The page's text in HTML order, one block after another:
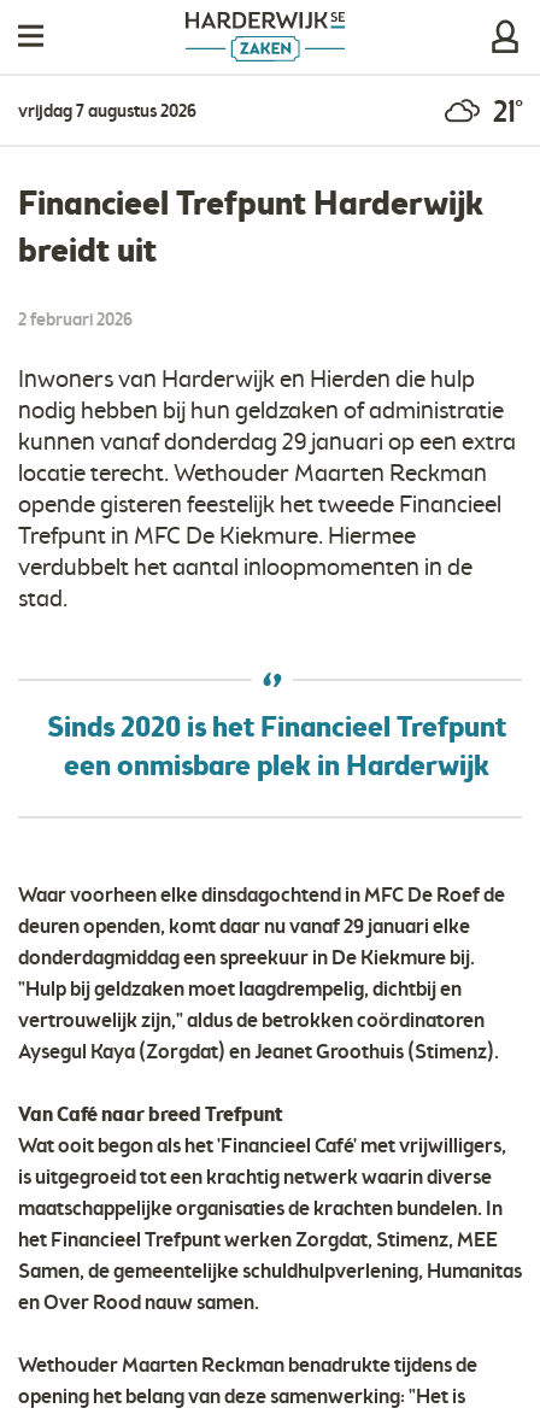
vrijdag 7 augustus 2026 21°
Financieel Trefpunt Harderwijk
breidt uit
2 februari 2026
Inwoners van Harderwijk en Hierden die hulp
nodig hebben bij hun geldzaken of administratie
kunnen vanaf donderdag 29 januari op een extra
locatie terecht. Wethouder Maarten Reckman
opende gisteren feestelijk het tweede Financieel
Trefpunt in MFC De Kiekmure. Hiermee
verdubbelt het aantal inloopmomenten in de
stad.
Sinds 2020 is het Financieel Trefpunt
een onmisbare plek in Harderwijk
Waar voorheen elke dinsdagochtend in MFC De Roef de
deuren openden, komt daar nu vanaf 29 januari elke
donderdagmiddag een spreekuur in De Kiekmure bij.
"Hulp bij geldzaken moet laagdrempelig, dichtbij en
vertrouwelijk zijn," aldus de betrokken coördinatoren
Aysegul Kaya (Zorgdat) en Jeanet Groothuis (Stimenz).
Van Café naar breed Trefpunt
Wat ooit begon als het 'Financieel Café' met vrijwilligers,
is uitgegroeid tot een krachtig netwerk waarin diverse
maatschappelijke organisaties de krachten bundelen. In
het Financieel Trefpunt werken Zorgdat, Stimenz, MEE
Samen, de gemeentelijke schuldhulpverlening, Humanitas
en Over Rood nauw samen.
Wethouder Maarten Reckman benadrukte tijdens de
opening het belang van deze samenwerking: "Het is